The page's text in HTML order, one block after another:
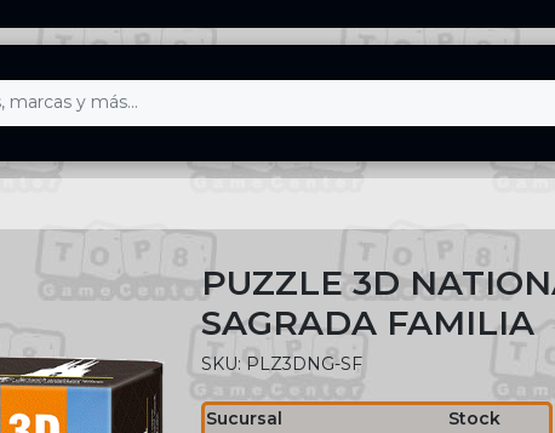
PUZZLE 3D
SAGRADA FAMILIA
SKU: PLZ3DNG-SF
Sucursal
Stock